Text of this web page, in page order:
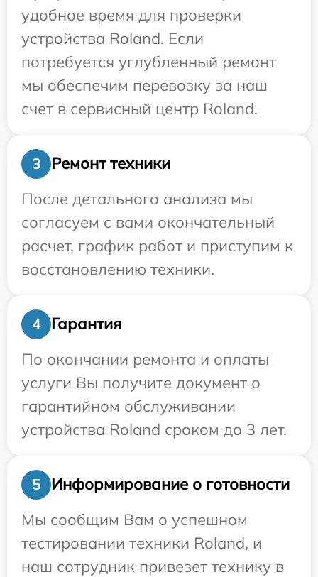
удобное время для проверки
устройства Roland. Если
потребуется углубленный ремонт
мы обеспечим перевозку за наш
счет в сервисный центр Roland.
3
Ремонт техники
После детального анализа мы
согласуем с вами окончательный
расчет, график работ и приступим к
восстановлению техники.
4
Гарантия
По окончании ремонта и оплаты
услуги Вы получите документ о
гарантийном обслуживании
устройства Roland сроком до 3 лет.
5
Информирование о готовности
Мы сообщим Вам о успешном
тестировании техники Roland, и
наш сотрудник привезет технику в